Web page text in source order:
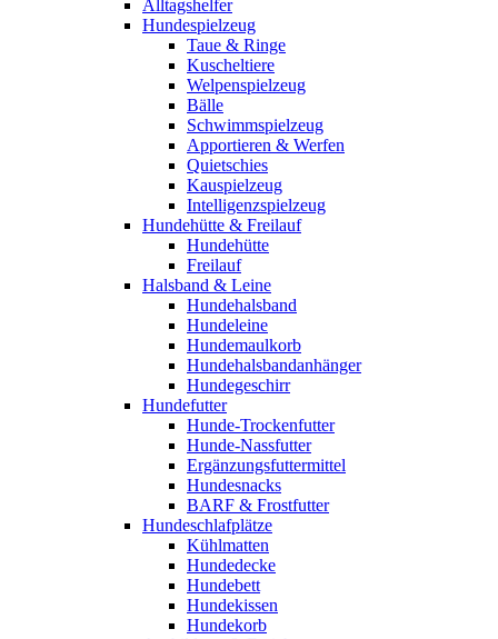
Alltagshelfer
Hundespielzeug
Taue & Ringe
Kuscheltiere
Welpenspielzeug
Bälle
Schwimmspielzeug
Apportieren & Werfen
Quietschies
Kauspielzeug
Intelligenzspielzeug
Hundehütte & Freilauf
Hundehütte
Freilauf
Halsband & Leine
Hundehalsband
Hundeleine
Hundemaulkorb
Hundehalsbandanhänger
Hundegeschirr
Hundefutter
Hunde-Trockenfutter
Hunde-Nassfutter
Ergänzungsfuttermittel
Hundesnacks
BARF & Frostfutter
Hundeschlafplätze
Kühlmatten
Hundedecke
Hundebett
Hundekissen
Hundekorb